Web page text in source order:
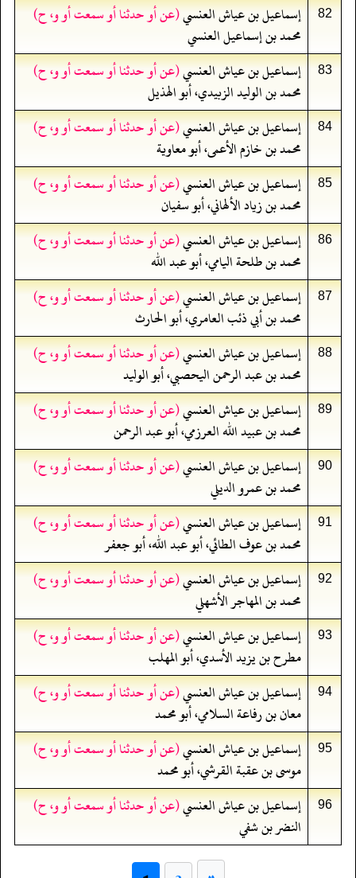
82 إسماعيل بن عياش العنسي(عن أو حدثنا أو سمعت أو و، ح)
محمد بن إسماعيل العنسي
83 إسماعيل بن عياش العنسي(عن أو حدثنا أو سمعت أو و، ح)
محمد بن الوليد الزبيدي، أبو الهذيل
84 إسماعيل بن عياش العنسي(عن أو حدثنا أو سمعت أو و، ح)
محمد بن خازم الأعمى، أبو معاوية
85 إسماعيل بن عياش العنسي(عن أو حدثنا أو سمعت أو و، ح)
محمد بن زياد الألهاني، أبو سفيان
86 إسماعيل بن عياش العنسي(عن أو حدثنا أو سمعت أو و، ح)
محمد بن طلحة اليامي، أبو عبد الله
87 إسماعيل بن عياش العنسي(عن أو حدثنا أو سمعت أو و، ح)
محمد بن أبي ذئب العامري، أبو الحارث
88 إسماعيل بن عياش العنسي(عن أو حدثنا أو سمعت أو و، ح)
محمد بن عبد الرحمن اليحصبي، أبو الوليد
89 إسماعيل بن عياش العنسي(عن أو حدثنا أو سمعت أو و، ح)
محمد بن عبيد الله العرزمي، أبو عبد الرحمن
90 إسماعيل بن عياش العنسي(عن أو حدثنا أو سمعت أو و، ح)
محمد بن عمرو الديلي
91 إسماعيل بن عياش العنسي(عن أو حدثنا أو سمعت أو و، ح)
محمد بن عوف الطائي، أبو عبد الله، أبو جعفر
92 إسماعيل بن عياش العنسي(عن أو حدثنا أو سمعت أو و، ح)
محمد بن المهاجر الأشهلي
93 إسماعيل بن عياش العنسي(عن أو حدثنا أو سمعت أو و، ح)
مطرح بن يزيد الأسدي، أبو المهلب
94 إسماعيل بن عياش العنسي(عن أو حدثنا أو سمعت أو و، ح)
معان بن رفاعة السلامي، أبو محمد
95 إسماعيل بن عياش العنسي(عن أو حدثنا أو سمعت أو و، ح)
موسى بن عقبة القرشي، أبو محمد
96 إسماعيل بن عياش العنسي(عن أو حدثنا أو سمعت أو و، ح)
النضر بن شفي